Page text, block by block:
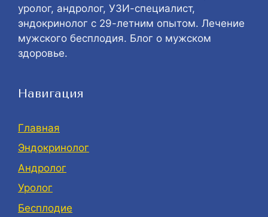
уролог, андролог, УЗИ-специалист,
эндокринолог с 29-летним опытом. Лечение
мужского бесплодия. Блог о мужском
здоровье.
Навигация
Главная
Эндокринолог
Андролог
Уролог
Бесплодие